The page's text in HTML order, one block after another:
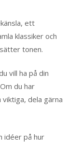
ett
klassiker och
tonen.
vill ha på din
du har
dela gärna
idéer på hur